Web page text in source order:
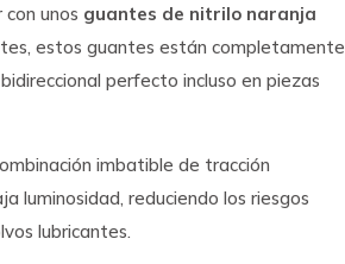
unos guantes de nitrilo naranja
estos guantes están completamente
perfecto incluso en piezas
imbatible de tracción
luminosidad, reduciendo los riesgos
lubricantes.